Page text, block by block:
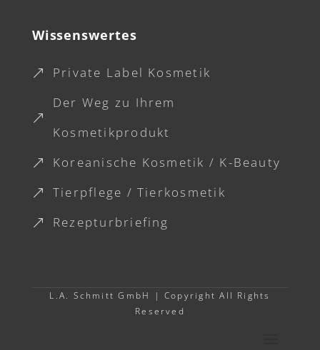
Wissenswertes
& Private Label Kosmetik
&
Der Weg zu Ihrem
Kosmetikprodukt
& Koreanische Kosmetik / K-Beauty
& Tierpflege / Tierkosmetik
& Rezepturbriefing
L.A. Schmitt GmbH | Copyright All Rights
Reserved